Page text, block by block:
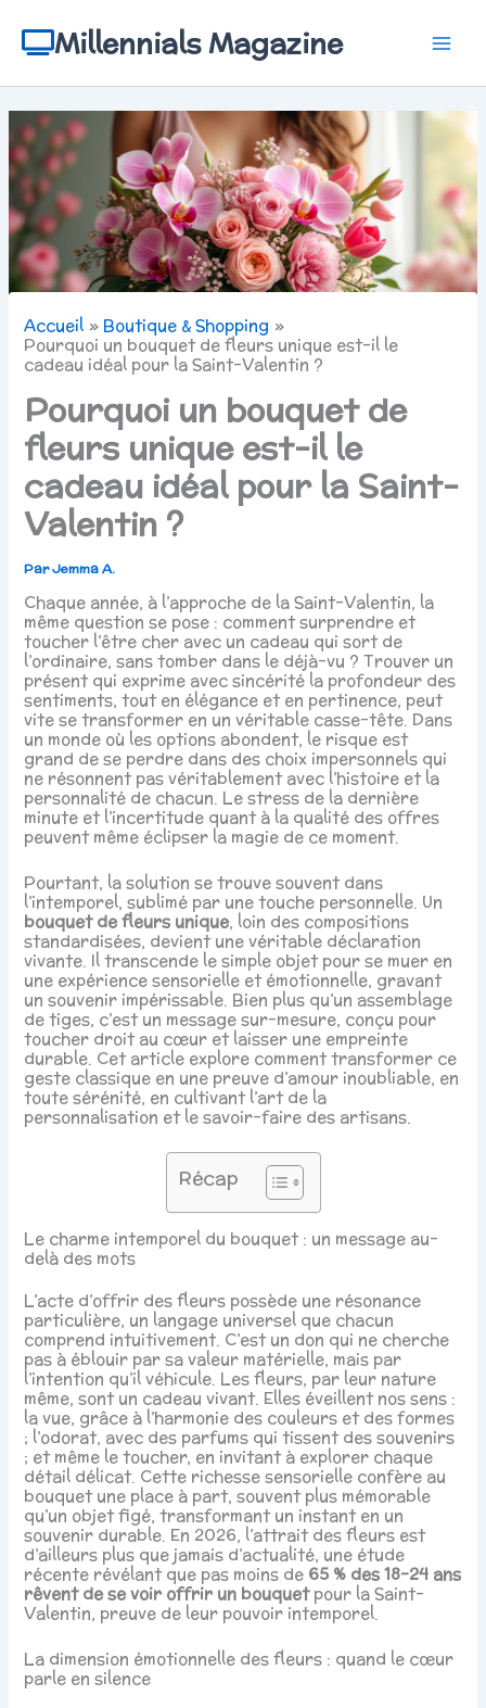
contenuMillennials Magazine
Accueil
Boutique & Shopping
Pourquoi un bouquet de fleurs unique est-il le
cadeau idéal pour la Saint-Valentin ?
Pourquoi un bouquet de
fleurs unique est-il le
cadeau idéal pour la Saint-
Valentin ?
ParJemma A.
Chaque année, à l’approche de la Saint-Valentin, la
même question se pose : comment surprendre et
toucher l’être cher avec un cadeau qui sort de
l’ordinaire, sans tomber dans le déjà-vu ? Trouver un
présent qui exprime avec sincérité la profondeur des
sentiments, tout en élégance et en pertinence, peut
vite se transformer en un véritable casse-tête. Dans
un monde où les options abondent, le risque est
grand de se perdre dans des choix impersonnels qui
ne résonnent pas véritablement avec l’histoire et la
personnalité de chacun. Le stress de la dernière
minute et l’incertitude quant à la qualité des offres
peuvent même éclipser la magie de ce moment.
Pourtant, la solution se trouve souvent dans
l’intemporel, sublimé par une touche personnelle. Un
bouquet de fleurs unique, loin des compositions
standardisées, devient une véritable déclaration
vivante. Il transcende le simple objet pour se muer en
une expérience sensorielle et émotionnelle, gravant
un souvenir impérissable. Bien plus qu’un assemblage
de tiges, c’est un message sur-mesure, conçu pour
toucher droit au cœur et laisser une empreinte
durable. Cet article explore comment transformer ce
geste classique en une preuve d’amour inoubliable, en
toute sérénité, en cultivant l’art de la
personnalisation et le savoir-faire des artisans.
Récap
Le charme intemporel du bouquet : un message au-
delà des mots
L’acte d’offrir des fleurs possède une résonance
particulière, un langage universel que chacun
comprend intuitivement. C’est un don qui ne cherche
pas à éblouir par sa valeur matérielle, mais par
l’intention qu’il véhicule. Les fleurs, par leur nature
même, sont un cadeau vivant. Elles éveillent nos sens :
la vue, grâce à l’harmonie des couleurs et des formes
; l’odorat, avec des parfums qui tissent des souvenirs
; et même le toucher, en invitant à explorer chaque
détail délicat. Cette richesse sensorielle confère au
bouquet une place à part, souvent plus mémorable
qu’un objet figé, transformant un instant en un
souvenir durable. En 2026, l’attrait des fleurs est
d’ailleurs plus que jamais d’actualité, une étude
récente révélant que pas moins de 65 % des 18-24 ans
rêvent de se voir offrir un bouquetpour la Saint-
Valentin, preuve de leur pouvoir intemporel.
La dimension émotionnelle des fleurs : quand le cœur
parle en silence